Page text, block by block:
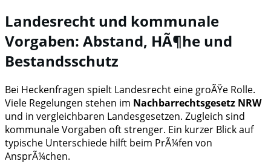
Landesrecht und kommunale
Vorgaben: Abstand, HÃ¶he und
Bestandsschutz
Bei Heckenfragen spielt Landesrecht eine groÃŸe Rolle.
Viele Regelungen stehen im Nachbarrechtsgesetz NRW
und in vergleichbaren Landesgesetzen. Zugleich sind
kommunale Vorgaben oft strenger. Ein kurzer Blick auf
typische Unterschiede hilft beim PrÃ¼fen von
AnsprÃ¼chen.